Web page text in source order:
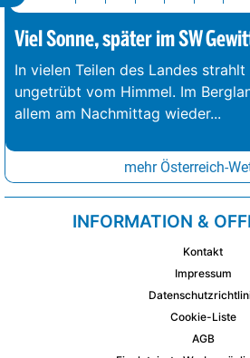
Viel Sonne, später im SW
In vielen Teilen des Landes
ungetrübt vom Himmel. Im
allem am Nachmittag wieder...
mehr Österreich-
INFORMATION &
Kontakt
Impressum
Cookie-Liste
AGB